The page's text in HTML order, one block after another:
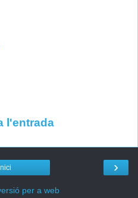
l'entrada
›
Inici
per a web